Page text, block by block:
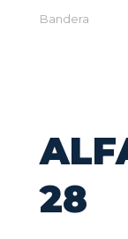
Bandera
28